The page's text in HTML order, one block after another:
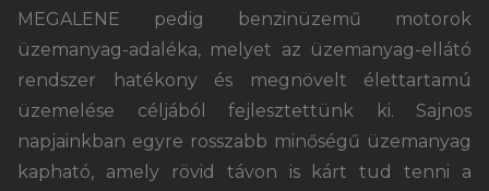
MEGALENE pedig benzinüzemű motorok
üzemanyag-adaléka, melyet az üzemanyag-ellátó
rendszer hatékony és megnövelt élettartamú
üzemelése céljából fejlesztettünk ki. Sajnos
napjainkban egyre rosszabb minőségű üzemanyag
kapható, amely rövid távon is kárt tud tenni a